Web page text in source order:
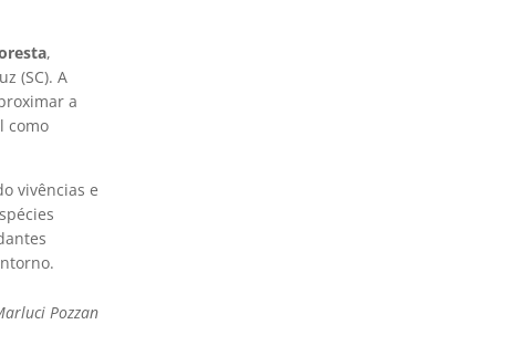
,
(SC). A
a
como
vivências e
Pozzan